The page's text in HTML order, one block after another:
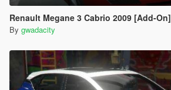
Renault Megane 3 Cabrio 2009 [Add-On]
By gwadacity